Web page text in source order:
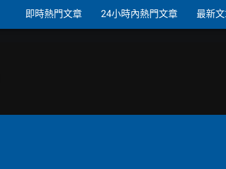
即時熱門文章 24小時內熱門文章 最新